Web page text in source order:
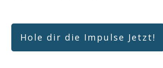
Hole dir die Impulse Jetzt!